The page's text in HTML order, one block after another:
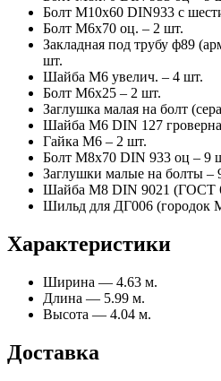
Болт М10х60 DIN933 с
Болт М6х70 оц. – 2 шт.
Закладная под трубу ф89
шт.
Шайба М6 увелич. – 4 шт.
Болт М6х25 – 2 шт.
Заглушка малая на болт
Шайба М6 DIN 127
Гайка М6 – 2 шт.
Болт М8х70 DIN 933 оц – 9
Заглушки малые на болты –
Шайба М8 DIN 9021 (ГОСТ
Шильд для ДГ006 (городок
Характеристики
Ширина — 4.63 м.
Длина — 5.99 м.
Высота — 4.04 м.
Доставка